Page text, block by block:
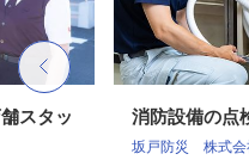
スタッ 消防設備の点
坂戸防災 株式会